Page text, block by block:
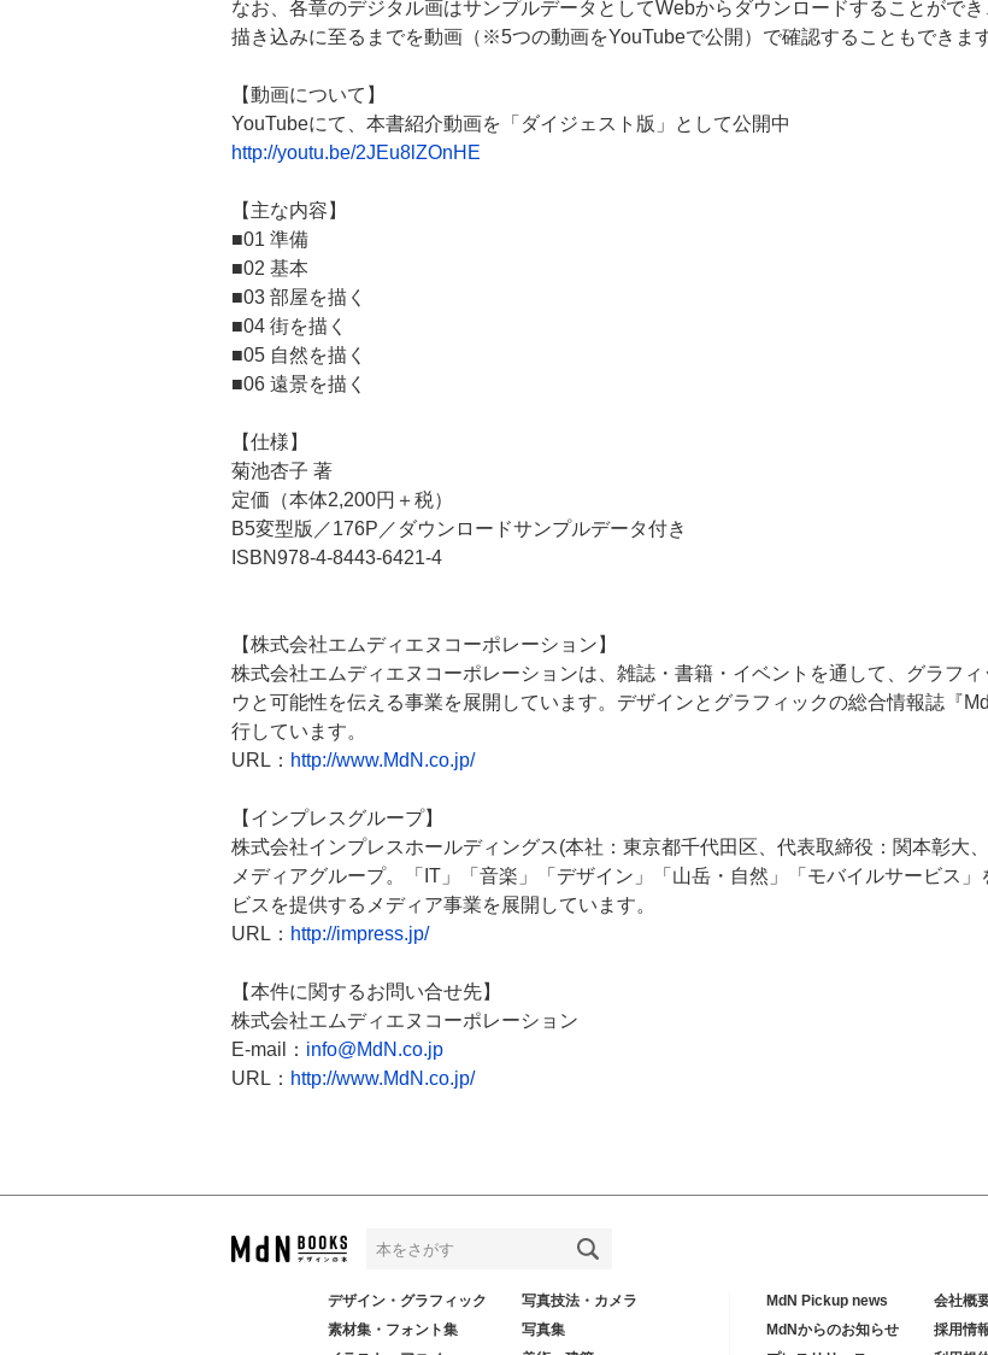
なお、各章のデジタル画はサンプルデータとしてWebからダウンロードすることがで
描き込みに至るまでを動画（※5つの動画をYouTubeで公開）で確認することもできます
【動画について】
YouTubeにて、本書紹介動画を「ダイジェスト版」として公開中
http://youtu.be/2JEu8lZOnHE
【主な内容】
■01 準備
■02 基本
■03 部屋を描く
■04 街を描く
■05 自然を描く
■06 遠景を描く
【仕様】
菊池杏子 著
定価（本体2,200円＋税）
B5変型版／176P／ダウンロードサンプルデータ付き
ISBN978-4-8443-6421-4
【株式会社エムディエヌコーポレーション】
株式会社エムディエヌコーポレーションは、雑誌・書籍・イベントを通して、グラフ
ウと可能性を伝える事業を展開しています。デザインとグラフィックの総合情報誌『
行しています。
URL： http://www.MdN.co.jp/
【インプレスグループ】
株式会社インプレスホールディングス(本社：東京都千代田区、代表取締役：関本彰大
メディアグループ。「IT」「音楽」「デザイン」「山岳・自然」「モバイルサービス
ビスを提供するメディア事業を展開しています。
URL： http://impress.jp/
【本件に関するお問い合せ先】
株式会社エムディエヌコーポレーション
E-mail： info@MdN.co.jp
URL： http://www.MdN.co.jp/
デザイン・グラフィック
素材集・フォント集
写真技法・カメラ
写真集
MdN Pickup news
MdNからのお知らせ
会社概
採用情